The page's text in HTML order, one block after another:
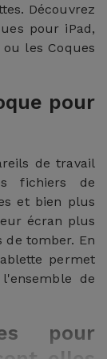
Découvrez
pour iPad,
les Coques
pour
de travail
fichiers de
et bien plus
écran plus
de tomber. En
permet
de
pour